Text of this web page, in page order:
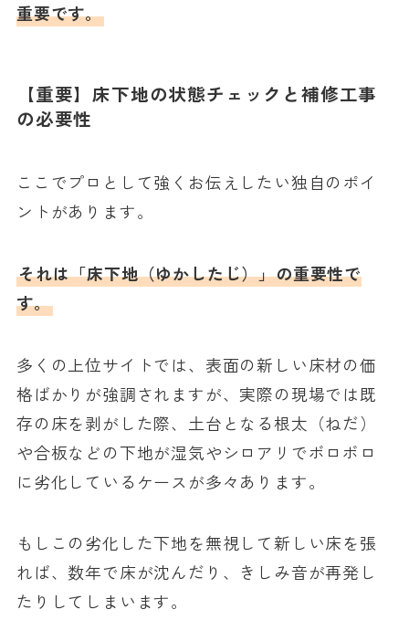
重要です。
【重要】床下地の状態チェックと補修工事
の必要性
ここでプロとして強くお伝えしたい独自のポイ
ントがあります。
それは「床下地（ゆかしたじ）」の重要性で
す。
多くの上位サイトでは、表面の新しい床材の価
格ばかりが強調されますが、実際の現場では既
存の床を剥がした際、土台となる根太（ねだ）
や合板などの下地が湿気やシロアリでボロボロ
に劣化しているケースが多々あります。
もしこの劣化した下地を無視して新しい床を張
れば、数年で床が沈んだり、きしみ音が再発し
たりしてしまいます。